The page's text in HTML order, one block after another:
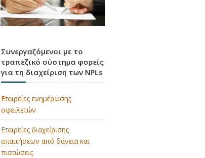
Συνεργαζόμενοι με το
τραπεζικό σύστημα φορείς
για τη διαχείριση των NPLs
Εταιρείες ενημέρωσης
οφειλετών
Εταιρείες διαχείρισης
απαιτήσεων από δάνεια και
πιστώσεις